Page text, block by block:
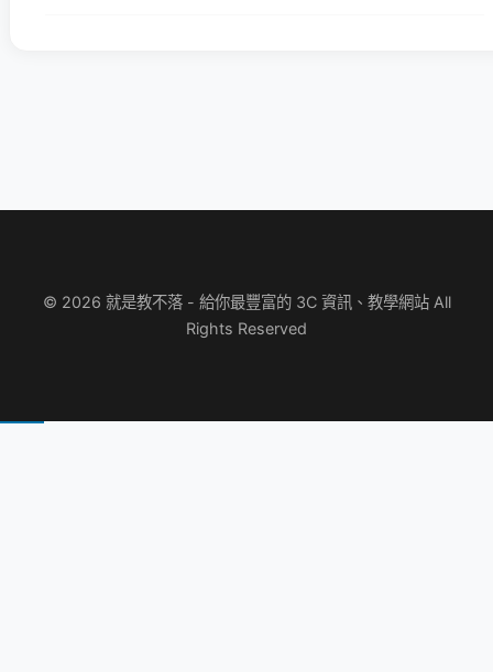
© 2026 就是教不落 - 給你最豐富的 3C 資訊、教學網站 All
Rights Reserved